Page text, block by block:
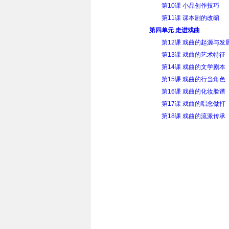
第10课 小品创作技巧
第11课 课本剧的改编
第四单元 走进戏曲
第12课 戏曲的起源与发
第13课 戏曲的艺术特征
第14课 戏曲的文学剧本
第15课 戏曲的行当角色
第16课 戏曲的化妆脸谱
第17课 戏曲的唱念做打
第18课 戏曲的流派传承